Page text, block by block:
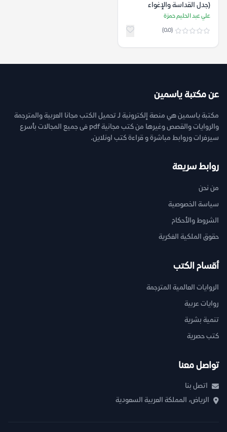
(جدل القداسة والإغواء
والعنف) – علي عبد الحليم
علي عبد الحليم حمزة
(0.0)
عن مكتبة ياسمين
مكتبة ياسمين هي منصة إلكترونية لـ تحميل الكتب مجانا العربية والمترجمة
والروايات والقصص وغيرها من كتب مجانية pdf فى جميع المجالات بأسرع
سيرفرات وروابط مباشرة و قراءة كتب اونلاين.
روابط سريعة
من نحن
سياسة الخصوصية
الشروط والأحكام
حقوق الملكية الفكرية
أقسام الكتب
الروايات العالمية المترجمة
روايات عربية
تنمية بشرية
كتب حصرية
تواصل معنا
اتصل بنا
الرياض، المملكة العربية السعودية